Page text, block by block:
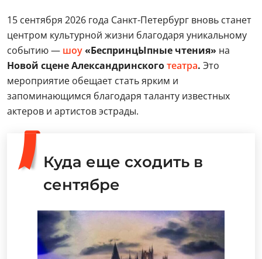
15 сентября 2026 года Санкт-Петербург вновь станет
центром культурной жизни благодаря уникальному
событию — шоу«БеспринцЫпные чтения» на
Новой сцене Александринскоготеатра. Это
мероприятие обещает стать ярким и
запоминающимся благодаря таланту известных
актеров и артистов эстрады.
Куда еще сходить в
сентябре